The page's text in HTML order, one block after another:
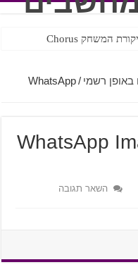
רשמי /
WhatsApp
WhatsApp
השאר תגובה